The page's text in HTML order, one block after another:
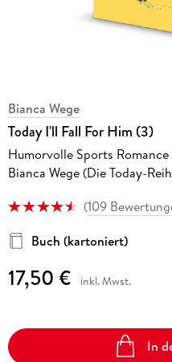
Bianca Wege
Today I'll Fall For Him (3)
Humorvolle Sports
Bianca Wege (Die Today-
Romance meets Strangers to
(109
Buch (kartoniert)
17,50 € inkl. Mwst.
In